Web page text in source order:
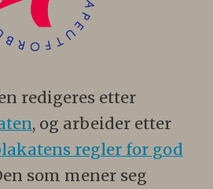
redigeres etter
, og arbeider etter
regler for god
som mener seg